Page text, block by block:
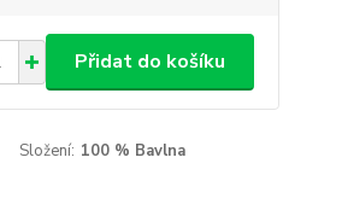
Přidat do košíku
Složení: 100 % Bavlna